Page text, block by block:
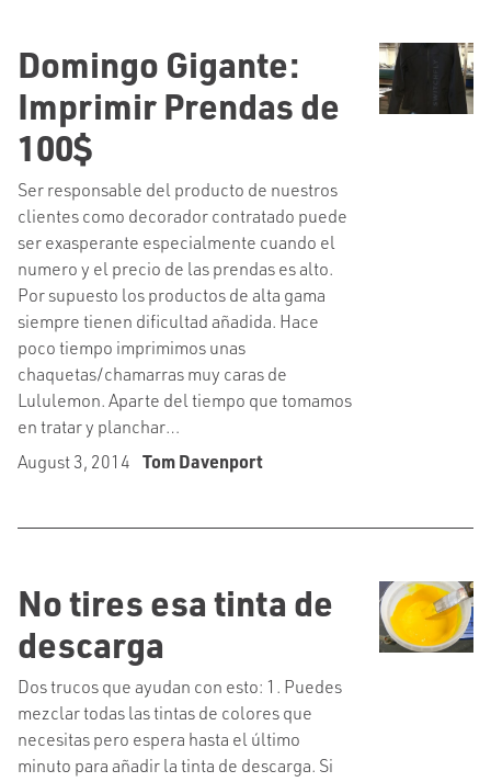
Domingo Gigante:
Imprimir Prendas de
100$
Ser responsable del producto de nuestros
clientes como decorador contratado puede
ser exasperante especialmente cuando el
numero y el precio de las prendas es alto.
Por supuesto los productos de alta gama
siempre tienen dificultad añadida. Hace
poco tiempo imprimimos unas
chaquetas/chamarras muy caras de
Lululemon. Aparte del tiempo que tomamos
en tratar y planchar…
August 3, 2014 Tom Davenport
No tires esa tinta de
descarga
Dos trucos que ayudan con esto: 1. Puedes
mezclar todas las tintas de colores que
necesitas pero espera hasta el último
minuto para añadir la tinta de descarga. Si